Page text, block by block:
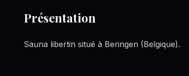
Présentation
Sauna libertin situé à Beringen (Belgique).